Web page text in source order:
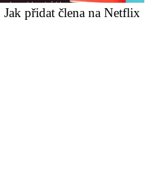
přidat člena na Netflix